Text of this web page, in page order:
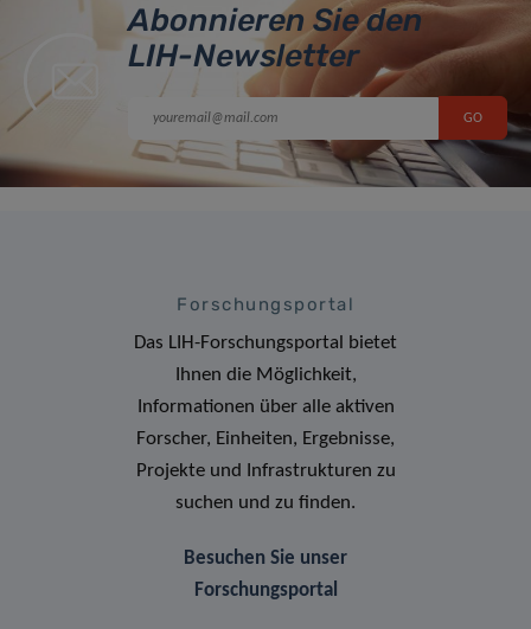
Abonnieren Sie den
LIH-Newsletter
Forschungsportal
Das LIH-Forschungsportal bietet
Ihnen die Möglichkeit,
Informationen über alle aktiven
Forscher, Einheiten, Ergebnisse,
Projekte und Infrastrukturen zu
suchen und zu finden.
Besuchen Sie unser
Forschungsportal